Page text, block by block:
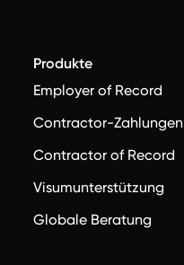
Produkte
Employer of Record
Contractor-Zahlungen
Contractor of Record
Visumunterstützung
Globale Beratung